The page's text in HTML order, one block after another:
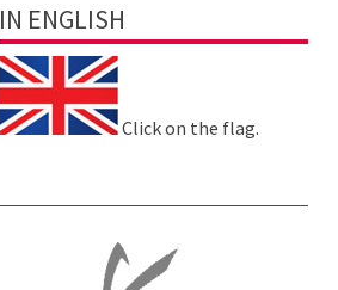
IN ENGLISH
Click on the flag.